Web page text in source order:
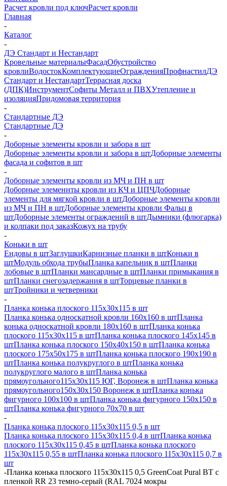
Расчет кровли под ключРасчет кровли
Главная
-
Каталог
-
ДЭ Стандарт и Нестандарт
Кровельные материалыФасадОбустройство
кровлиВодостокКомплектующиеОгражденияПрофнастилДЭ
Стандарт и НестандартТеррасная доска
(ДПК)ИнструментСофиты Металл и ПВХУтепление и
изоляцияПридомовая территория
-
Стандартные ДЭ
Стандартные ДЭ
-
Доборные элементы кровли и забора в шт
Доборные элементы кровли и забора в штДоборные элементы
фасада и софитов в шт
-
Доборные элементы кровли из МЧ и ПН в шт
Доборные элеменнты кровли из КЧ и ЦПЧДоборные
элементы для мягкой кровли в штДоборные элементы кровли
из МЧ и ПН в штДоборные элементы кровли Фальц в
штДоборные элементы ограждений в штДымники (флюгарка)
и колпаки под заказКожух на трубу
-
Коньки в шт
Ендовы в штЗаглушкиКарнизные планки в штКоньки в
штМодуль обхода трубыПланка капельник в штПланки
лобовые в штПланки мансардные в штПланки примыкания в
штПланки снегозадержания в штТорцевые планки в
штТройники и четверники
-
Планка конька плоского 115х30х115 в шт
Планка конька односкатной кровли 160х160 в штПланка
конька односкатной кровли 180х160 в штПланка конька
плоского 115х30х115 в штПланка конька плоского 145х145 в
штПланка конька плоского 150х40х150 в штПланка конька
плоского 175х50х175 в штПланка конька плоского 190х190 в
штПланка конька полукруглого в штПланка конька
полукруглого малого в штПланка конька
прямоугольного115х30х115 ЮГ, Воронеж в штПланка конька
прямоугольного150х30х150 Воронеж в штПланка конька
фигурного 100x100 в штПланка конька фигурного 150x150 в
штПланка конька фигурного 70x70 в шт
-
Планка конька плоского 115х30х115 0,5 в шт
Планка конька плоского 115х30х115 0,4 в штПланка конька
плоского 115х30х115 0,45 в штПланка конька плоского
115х30х115 0,55 в штПланка конька плоского 115х30х115 0,7 в
шт
-Планка конька плоского 115х30х115 0,5 GreenCoat Pural BT с
пленкой RR 23 темно-серый (RAL 7024 мокры